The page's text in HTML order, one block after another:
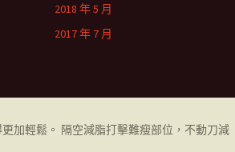
2018 年 5 月
2017 年 7 月
加輕鬆。 隔空減脂打擊難瘦部位，不動刀減